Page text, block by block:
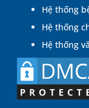
Hệ thống
Hệ thống
Hệ thống